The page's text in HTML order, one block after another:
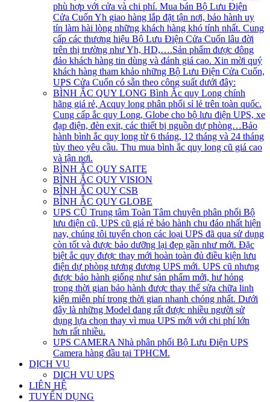
phù hợp với cửa và chi phí. Mua bán Bộ Lưu Điện
Cửa Cuốn Yh giao hàng lắp đặt tận nơi, bảo hành uy
tín làm hài lòng những khách hàng khó tính nhất. Cung
cấp các thương hiệu Bộ Lưu Điện Cửa Cuốn lâu đời
trên thị trường như Yh, HD,….Sản phẩm được đông
đảo khách hàng tin dùng và đánh giá cao. Xin mời quý
khách hàng tham khảo những Bộ Lưu Điện Cửa Cuốn,
UPS Cửa Cuốn có sẵn theo công suất dưới đây:
BÌNH ẮC QUY LONG Bình Ắc quy Long chính
hãng giá rẻ, Acquy long phân phối sỉ lẻ trên toàn quốc.
Cung cấp ắc quy Long, Globe cho bộ lưu điện UPS, xe
đạp điện, đèn exit, các thiết bị nguồn dự phòng…Bảo
hành bình ắc quy long từ 6 tháng, 12 tháng và 24 tháng
tùy theo yêu cầu. Thu mua bình ắc quy long cũ giá cao
và tận nơi.
BÌNH ẮC QUY SAITE
BÌNH ẮC QUY VISION
BÌNH ẮC QUY CSB
BÌNH ẮC QUY GLOBE
UPS CŨ Trung tâm Toàn Tâm chuyên phân phối Bộ
lưu điện cũ, UPS cũ giá rẻ bảo hành chu đáo nhất hiện
nay, chúng tôi tuyển chọn các loại UPS đã qua sử dụng
còn tốt và được bảo dưỡng lại đẹp gần như mới. Đặc
biệt ắc quy được thay mới hoàn toàn đủ điều kiện lưu
điện dự phòng tương đương UPS mới. UPS cũ nhưng
được bảo hành giống như sản phẩm mới, hư hỏng
trong thời gian bảo hành được thay thế sửa chữa linh
kiện miễn phí trong thời gian nhanh chóng nhất. Dưới
đây là những Model đang rất được nhiều người sử
dụng lựa chọn thay vì mua UPS mới với chi phí lớn
hơn rất nhiều.
UPS CAMERA Nhà phân phối Bộ Lưu Điện UPS
Camera hàng đầu tại TPHCM.
DỊCH VỤ
DICH VU UPS
LIÊN HỆ
TUYỂN DỤNG